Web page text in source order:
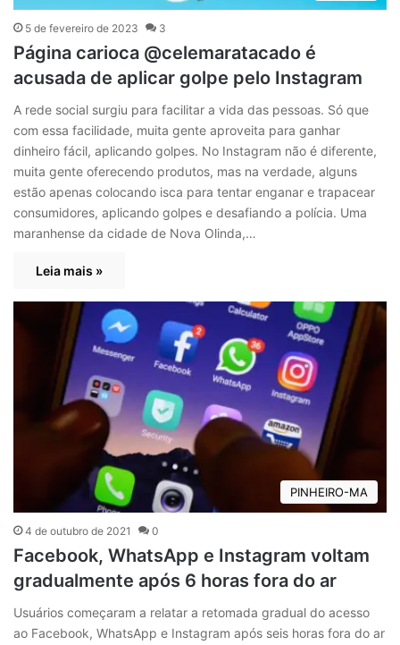
5 de fevereiro de 2023 3
Página carioca @celemaratacado é
acusada de aplicar golpe pelo Instagram
A rede social surgiu para facilitar a vida das pessoas. Só que
com essa facilidade, muita gente aproveita para ganhar
dinheiro fácil, aplicando golpes. No Instagram não é diferente,
muita gente oferecendo produtos, mas na verdade, alguns
estão apenas colocando isca para tentar enganar e trapacear
consumidores, aplicando golpes e desafiando a polícia. Uma
maranhense da cidade de Nova Olinda,…
Leia mais »
PINHEIRO-MA
4 de outubro de 2021 0
Facebook, WhatsApp e Instagram voltam
gradualmente após 6 horas fora do ar
Usuários começaram a relatar a retomada gradual do acesso
ao Facebook, WhatsApp e Instagram após seis horas fora do ar